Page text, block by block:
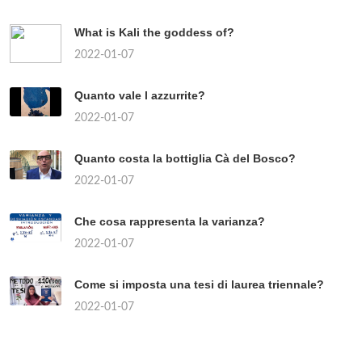
What is Kali the goddess of?
2022-01-07
Quanto vale l azzurrite?
2022-01-07
Quanto costa la bottiglia Cà del Bosco?
2022-01-07
Che cosa rappresenta la varianza?
2022-01-07
Come si imposta una tesi di laurea triennale?
2022-01-07